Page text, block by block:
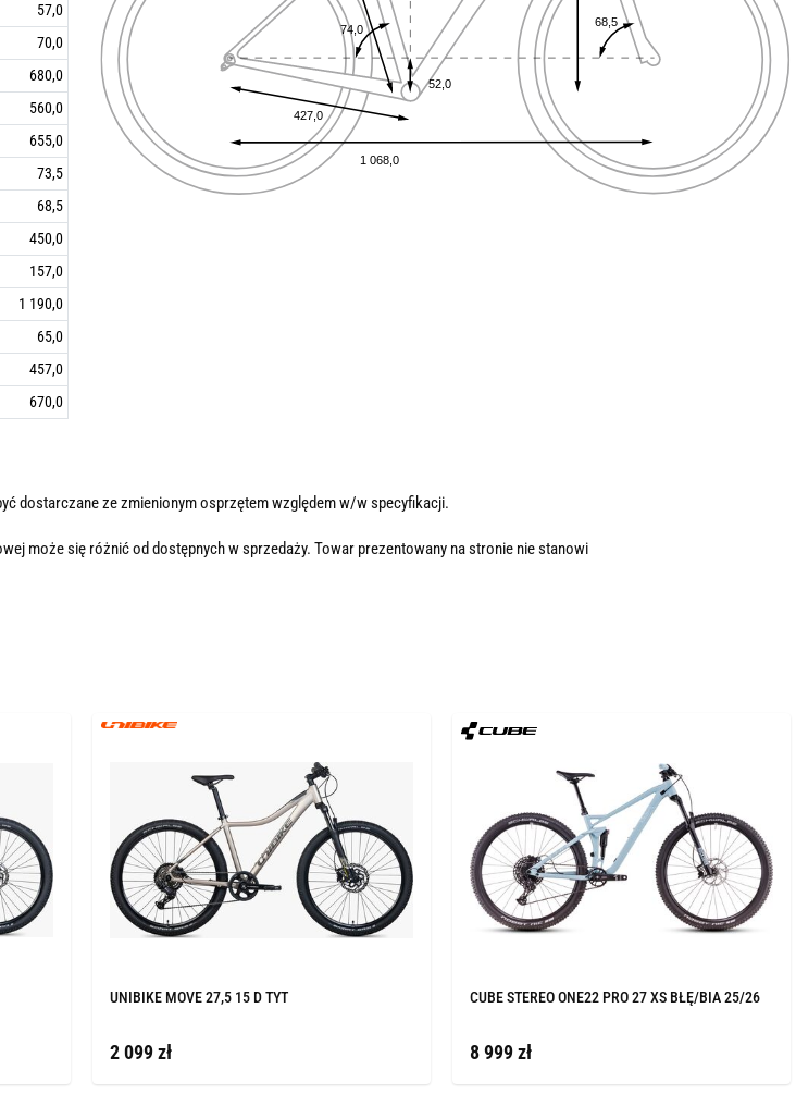
57,0
70,0
680,0
560,0
655,0
73,5
68,5
450,0
157,0
1 190,0
65,0
457,0
670,0
dostarczane ze zmienionym osprzętem względem w/w specyfikacji.
może się różnić od dostępnych w sprzedaży. Towar prezentowany na stronie nie stanowi
UNIBIKE MOVE 27,5 15 D TYT
2 099 zł
CUBE STEREO ONE22 PRO 27 XS BŁĘ/BIA 25/26
8 999 zł